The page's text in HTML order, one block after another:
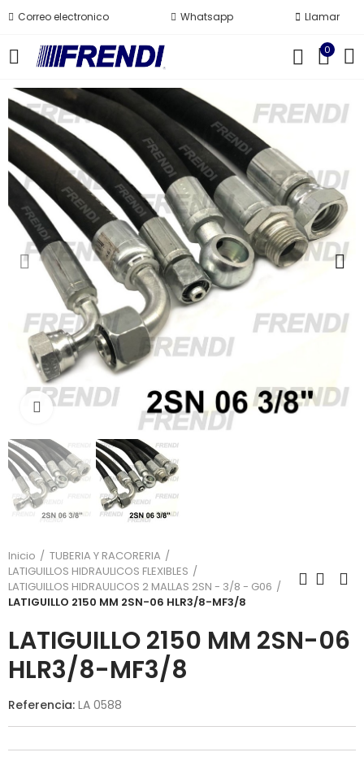
Correo electronico Whatsapp Llamar
0
Click para agrandar
Inicio
TUBERIA Y RACORERIA
LATIGUILLOS HIDRAULICOS FLEXIBLES
LATIGUILLOS HIDRAULICOS 2 MALLAS 2SN - 3/8 - G06
LATIGUILLO 2150 MM 2SN-06 HLR3/8-MF3/8
LATIGUILLO 2150 MM 2SN-06
HLR3/8-MF3/8
Referencia: LA 0588